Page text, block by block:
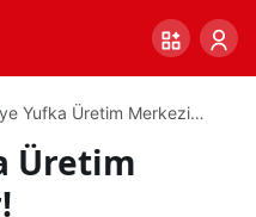
Yufka Üretim Merkezi
Üretim